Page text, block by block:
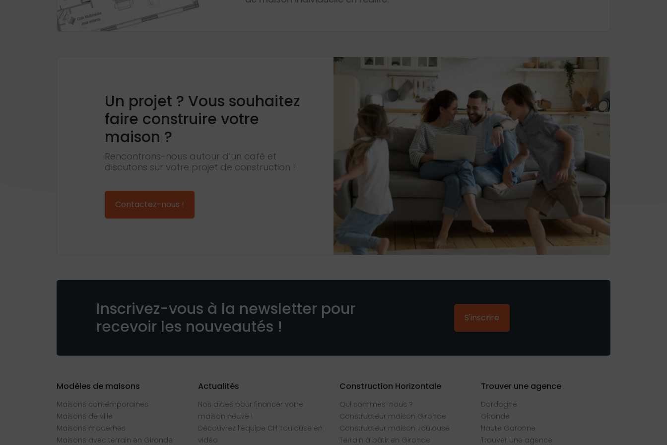
Un projet ? Vous souhaitez
faire construire votre
maison ?
Rencontrons-nous autour d’un café et
discutons sur votre projet de construction !
Contactez-nous !
Inscrivez-vous à la newsletter pour
recevoir les nouveautés !
S'inscrire
Modèles de maisons
Maisons contemporaines
Maisons de ville
Maisons modernes
Maisons avec terrain en Gironde
Actualités
Nos aides pour financer votre
maison neuve !
Découvrez l’équipe CH Toulouse en
vidéo
Construction Horizontale
Qui sommes-nous ?
Constructeur maison Gironde
Constructeur maison Toulouse
Terrain à bâtir en Gironde
Trouver une agence
Dordogne
Gironde
Haute Garonne
Trouver une agence